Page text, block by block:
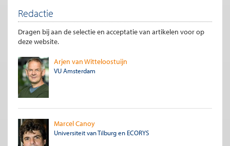
Redactie
Dragen bij aan de selectie en acceptatie van artikelen voor op
deze website.
Arjen van Witteloostuijn
VU Amsterdam
Marcel Canoy
Universiteit van Tilburg en ECORYS